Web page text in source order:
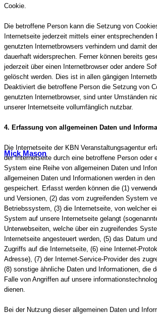
Mick Mason
Cookie.
Die betroffene Person kann die Setzung von
Internetseite jederzeit mittels einer entsprechenden
genutzten Internetbrowsers verhindern und damit
dauerhaft widersprechen. Ferner können bereits
jederzeit über einen Internetbrowser oder andere
gelöscht werden. Dies ist in allen gängigen
Deaktiviert die betroffene Person die Setzung von
genutzten Internetbrowser, sind unter Umständen
unserer Internetseite vollumfänglich nutzbar.
4. Erfassung von allgemeinen Daten und
Die Internetseite der KBN Veranstaltungsagentur
der Internetseite durch eine betroffene Person oder
System eine Reihe von allgemeinen Daten und
allgemeinen Daten und Informationen werden in
gespeichert. Erfasst werden können die (1)
und Versionen, (2) das vom zugreifenden System
Betriebssystem, (3) die Internetseite, von welcher
System auf unsere Internetseite gelangt
Unterwebseiten, welche über ein zugreifendes
Internetseite angesteuert werden, (5) das Datum
Zugriffs auf die Internetseite, (6) eine Internet-
Adresse), (7) der Internet-Service-Provider des
(8) sonstige ähnliche Daten und Informationen, die
Falle von Angriffen auf unsere
dienen.
Bei der Nutzung dieser allgemeinen Daten und